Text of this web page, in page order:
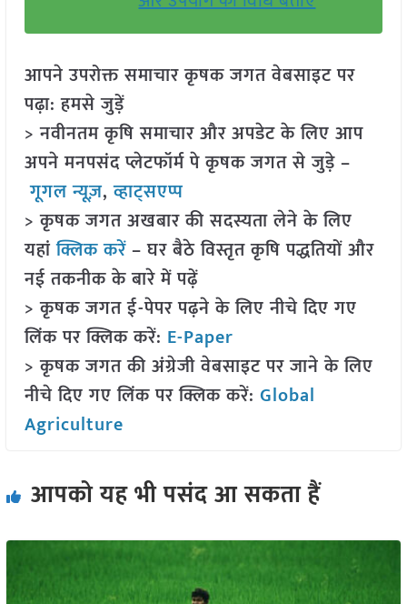
आपने उपरोक्त समाचार कृषक जगत वेबसाइट पर
पढ़ा: हमसे जुड़ें
> नवीनतम कृषि समाचार और अपडेट के लिए आप
अपने मनपसंद प्लेटफॉर्म पे कृषक जगत से जुड़े –
गूगल न्यूज़,व्हाट्सएप्प
> कृषक जगत अखबार की सदस्यता लेने के लिए
यहांक्लिक करें– घर बैठे विस्तृत कृषि पद्धतियों और
नई तकनीक के बारे में पढ़ें
> कृषक जगत ई-पेपर पढ़ने के लिए नीचे दिए गए
लिंक पर क्लिक करें: E-Paper
> कृषक जगत की अंग्रेजी वेबसाइट पर जाने के लिए
नीचे दिए गए लिंक पर क्लिक करें: Global
Agriculture
आपको यह भी पसंद आ सकता हैं